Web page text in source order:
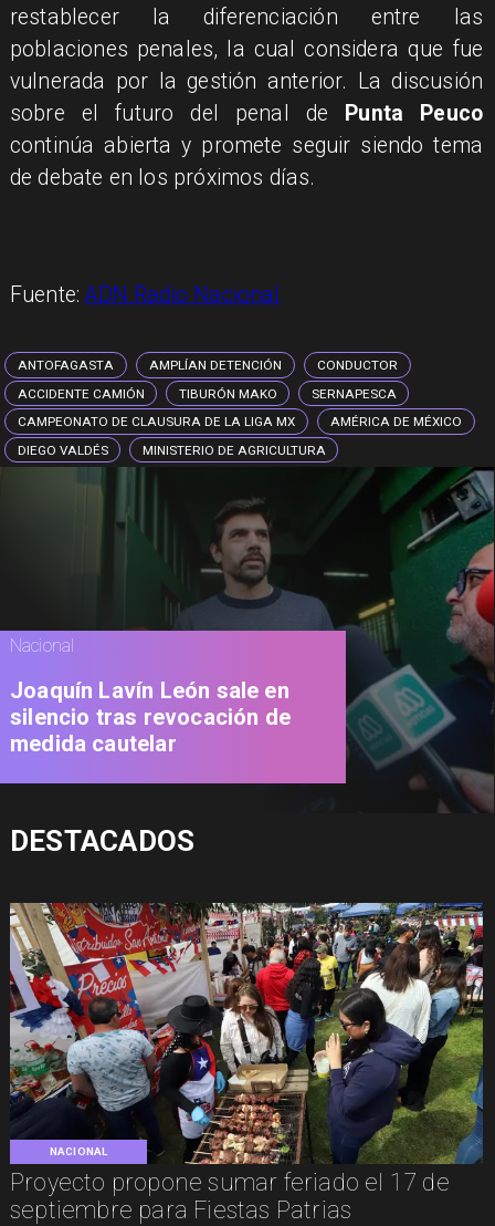
restablecer la diferenciación entre las
poblaciones penales, la cual considera que fue
vulnerada por la gestión anterior. La discusión
sobre el futuro del penal de
Punta Peuco
continúa abierta y promete seguir siendo tema
de debate en los próximos días.
Fuente:ADN Radio Nacional
ANTOFAGASTA AMPLÍAN DETENCIÓN
CONDUCTOR
ACCIDENTE CAMIÓN
TIBURÓN MAKO
SERNAPESCA
CAMPEONATO DE CLAUSURA DE LA LIGA MX
AMÉRICA DE MÉXICO
DIEGO VALDÉS
MINISTERIO DE AGRICULTURA
NACIONAL
Proyecto propone sumar feriado el 17 de
septiembre para Fiestas Patrias
Nacional
Joaquín Lavín León sale en
silencio tras revocación de
medida cautelar
DESTACADOS